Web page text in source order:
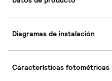
Diagramas de instalación
Características fotométricas